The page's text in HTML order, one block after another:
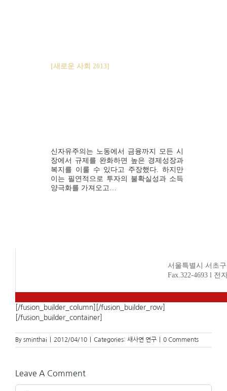
[새로운 사회 2013]
신자유주의는 노동에서 금융까지 모든 시
장에서 규제를 완화하면 높은 경제성장과
복지를 이룰 수 있다고 주장했다. 하지만
이는 필연적으로 투자의 불확실성과 소득
양극화를 가져오고…
서울특별시 서초
Fax.322-4693 l 전
[/fusion_builder_column][/fusion_builder_row]
[/fusion_builder_container]
By sminthai 2012/04/10 Categories: 새사연 연구 0 Comments
Leave A Comment